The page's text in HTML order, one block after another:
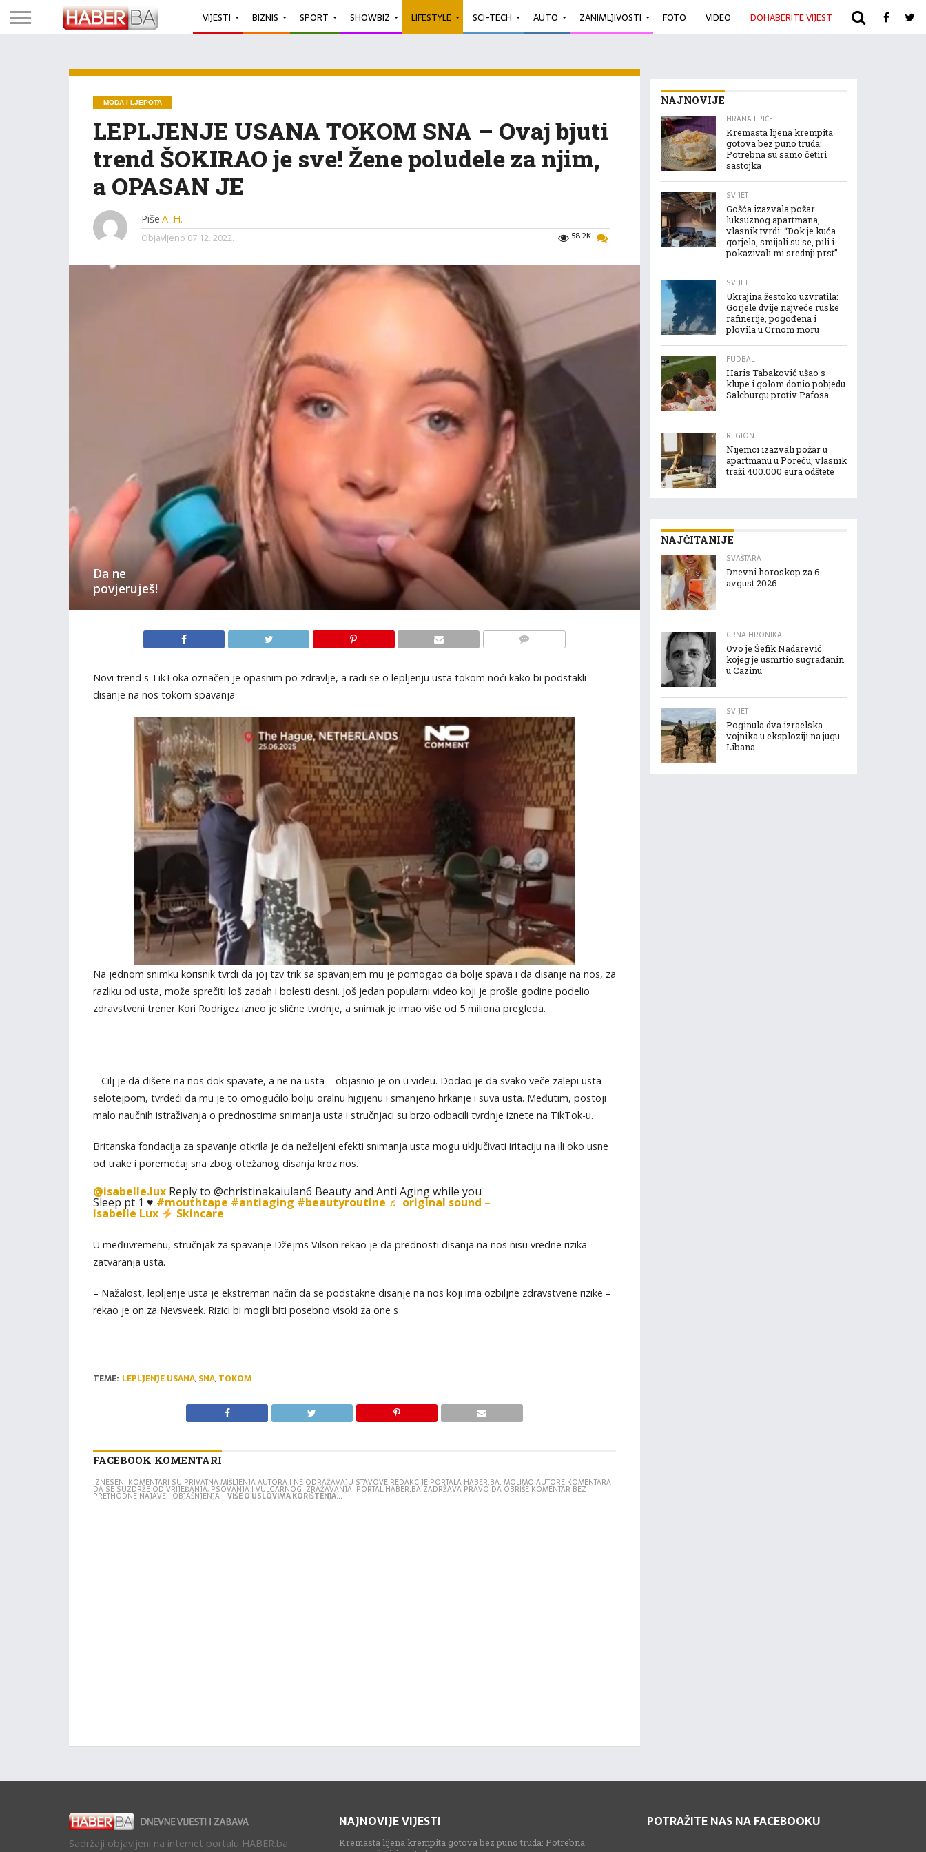
VIJESTI BIZNIS SPORT SHOWBIZ LIFESTYLE SCI-TECH AUTO ZANIMLJIVOSTI FOTO VIDEO DOHABERITE VIJEST ARHIVA
MODA I LJEPOTA
LEPLJENJE USANA TOKOM SNA – Ovaj bjuti
trend ŠOKIRAO je sve! Žene poludele za njim,
a OPASAN JE
Piše A. H.
58.2K
Objavljeno 07.12. 2022.
Da ne
povjeruješ!
Novi trend s TikToka označen je opasnim po zdravlje, a radi se o lepljenju usta tokom noći kako bi podstakli
disanje na nos tokom spavanja
Na jednom snimku korisnik tvrdi da joj tzv trik sa spavanjem mu je pomogao da bolje spava i da disanje na nos, za
razliku od usta, može sprečiti loš zadah i bolesti desni. Još jedan popularni video koji je prošle godine podelio
zdravstveni trener Kori Rodrigez izneo je slične tvrdnje, a snimak je imao više od 5 miliona pregleda.
– Cilj je da dišete na nos dok spavate, a ne na usta – objasnio je on u videu. Dodao je da svako veče zalepi usta
selotejpom, tvrdeći da mu je to omogućilo bolju oralnu higijenu i smanjeno hrkanje i suva usta. Međutim, postoji
malo naučnih istraživanja o prednostima snimanja usta i stručnjaci su brzo odbacili tvrdnje iznete na TikTok-u.
Britanska fondacija za spavanje otkrila je da neželjeni efekti snimanja usta mogu uključivati iritaciju na ili oko usne
od trake i poremećaj sna zbog otežanog disanja kroz nos.
@isabelle.luxReply to @christinakaiulan6 Beauty and Anti Aging while you
Sleep pt 1 ♥️ #mouthtape #antiaging #beautyroutine ♬ original sound –
Isabelle Lux Skincare
U međuvremenu, stručnjak za spavanje Džejms Vilson rekao je da prednosti disanja na nos nisu vredne rizika
zatvaranja usta.
– Nažalost, lepljenje usta je ekstreman način da se podstakne disanje na nos koji ima ozbiljne zdravstvene rizike –
rekao je on za Nevsveek. Rizici bi mogli biti posebno visoki za one s
TEME: LEPLJENJE USANA, SNA, TOKOM
FACEBOOK KOMENTARI
IZNESENI KOMENTARI SU PRIVATNA MIŠLJENJA AUTORA I NE ODRAŽAVAJU STAVOVE REDAKCIJE PORTALA HABER.BA. MOLIMO AUTORE KOMENTARA
DA SE SUZDRŽE OD VRIJEĐANJA, PSOVANJA I VULGARNOG IZRAŽAVANJA. PORTAL HABER.BA ZADRŽAVA PRAVO DA OBRIŠE KOMENTAR BEZ
PRETHODNE NAJAVE I OBJAŠNJENJA -VIŠE O USLOVIMA KORIŠTENJA...
NAJNOVIJE
HRANA I PIĆE
Kremasta lijena krempita
gotova bez puno truda:
Potrebna su samo četiri
sastojka
SVIJET
Gošća izazvala požar
luksuznog apartmana,
vlasnik tvrdi: “Dok je kuća
gorjela, smijali su se, pili i
pokazivali mi srednji prst”
SVIJET
Ukrajina žestoko uzvratila:
Gorjele dvije najveće ruske
rafinerije, pogođena i
plovila u Crnom moru
FUDBAL
Haris Tabaković ušao s
klupe i golom donio pobjedu
Salcburgu protiv Pafosa
REGION
Nijemci izazvali požar u
apartmanu u Poreču, vlasnik
traži 400.000 eura odštete
NAJČITANIJE
SVAŠTARA
Dnevni horoskop za 6.
avgust.2026.
CRNA HRONIKA
Ovo je Šefik Nadarević
kojeg je usmrtio sugrađanin
u Cazinu
SVIJET
Poginula dva izraelska
vojnika u eksploziji na jugu
Libana
Sadržaji objavljeni na internet portalu HABER.ba
NAJNOVIJE VIJESTI
Kremasta lijena krempita gotova bez puno truda: Potrebna
POTRAŽITE NAS NA FACEBOOKU